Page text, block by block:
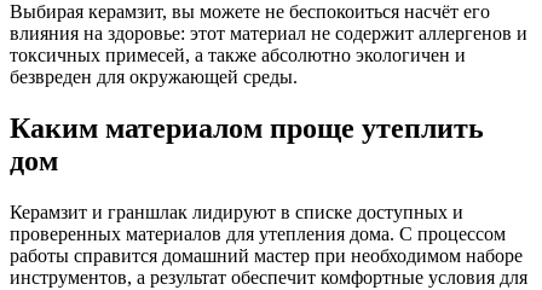
Выбирая керамзит, вы можете не беспокоиться насчёт его
влияния на здоровье: этот материал не содержит аллергенов и
токсичных примесей, а также абсолютно экологичен и
безвреден для окружающей среды.
Каким материалом проще утеплить
дом
Керамзит и граншлак лидируют в списке доступных и
проверенных материалов для утепления дома. С процессом
работы справится домашний мастер при необходимом наборе
инструментов, а результат обеспечит комфортные условия для